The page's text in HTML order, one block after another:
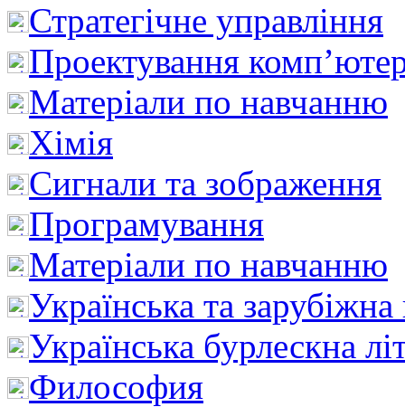
Стратегічне управління
Проектування
Матеріали по навчанню
Хімія
Сигнали та зображення
Програмування
Матеріали по навчанню
Українська та зарубіжна
Українська бурлескна
Философия